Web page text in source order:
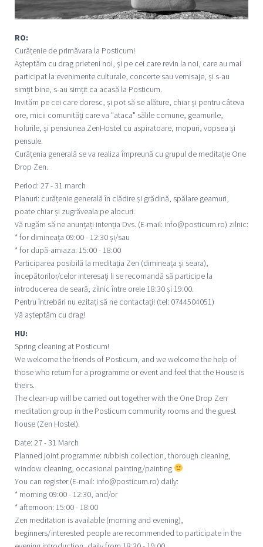
RO:
Curățenie de primăvara la Posticum!
Așteptăm cu drag prieteni noi, și pe cei care revin la noi, care au mai
participat la evenimente culturale, concerte sau vernisaje, și s-au
simțit bine, s-au simțit ca acasă la Posticum.
Invităm pe cei care doresc, și pot să se alăture, chiar și pentru câteva
ore, micii comunități care va "ataca" sălile comune, geamurile,
holurile, și pensiunea ZenHostel cu aspiratoare, mopuri, vopsea și
pensule.
Curățenia generală se va realiza împreună cu grupul de meditație One
Drop Zen.
Period: 27 - 31 march
Planuri: curățenie generală în clădire și grădină, spălare geamuri,
poate chiar și zugrăveala pe alocuri.
Vă rugăm să ne anunțați intenția Dvs. (E-mail: info@posticum.ro) zilnic:
* for dimineața 09:00 - 12:30 și/sau
* for după-amiaza: 15:00 - 18:00
Participarea posibilă la meditația Zen (dimineața și seara),
începătorilor/celor interesați li se recomandă să participe la
introducerea de seară, zilnic între orele 18:30 și 19:00.
Pentru întrebări nu ezitați să ne contactați! (tel: 0744504051)
Vă așteptăm cu drag!
HU:
Spring cleaning at Posticum!
We welcome the friends of Posticum, and we welcome the help of
those who return for a programme or event and feel that the House is
theirs.
The clean-up will be carried out together with the One Drop Zen
meditation group in the Posticum community rooms and the guest
house (Zen Hostel).
Date: 27 - 31 March
Planned joint programme: rubbish collection, thorough cleaning,
window cleaning, occasional painting/painting.
You can register (E-mail: info@posticum.ro) daily:
* morning 09:00 - 12:30, and/or
* afternoon: 15:00 - 18:00
Zen meditation is available (morning and evening),
beginners/interested people are recommended to participate in the